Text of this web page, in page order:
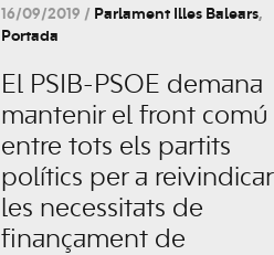
16/09/2019 / Parlament Illes Balears,
Portada
El PSIB-PSOE demana
mantenir el front comú
entre tots els partits
polítics per a reivindicar
les necessitats de
finançament de